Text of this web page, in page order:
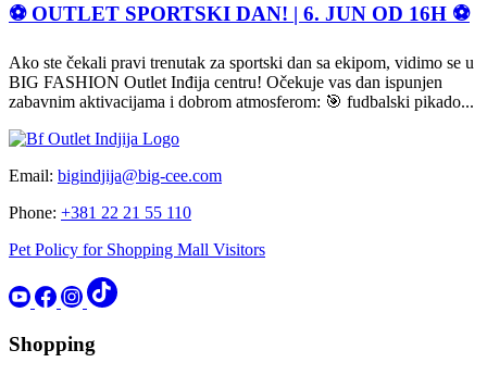
⚽ OUTLET SPORTSKI DAN! | 6. JUN OD 16H ⚽
Ako ste čekali pravi trenutak za sportski dan sa ekipom, vidimo se u
BIG FASHION Outlet Inđija centru! Očekuje vas dan ispunjen
zabavnim aktivacijama i dobrom atmosferom: 🎯 fudbalski pikado...
Email: bigindjija@big-cee.com
Phone: +381 22 21 55 110
Pet Policy for Shopping Mall Visitors
Shopping